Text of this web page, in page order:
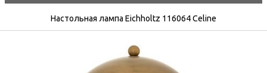
Настольная лампа Eichholtz 116064 Celine